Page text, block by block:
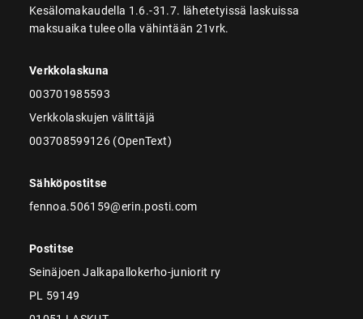
Kesälomakaudella 1.6.-31.7. lähetetyissä laskuissa
maksuaika tulee olla vähintään 21vrk.
Verkkolaskuna
003701985593
Verkkolaskujen välittäjä
003708599126 (OpenText)
Sähköpostitse
fennoa.506159@erin.posti.com
Postitse
Seinäjoen Jalkapallokerho-juniorit ry
PL 59149